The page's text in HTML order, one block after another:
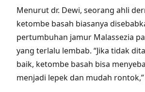
Menurut dr. Dewi, seorang ahli
ketombe basah biasanya
pertumbuhan jamur Malassezia
yang terlalu lembab. “Jika tidak
baik, ketombe basah bisa
menjadi lepek dan mudah